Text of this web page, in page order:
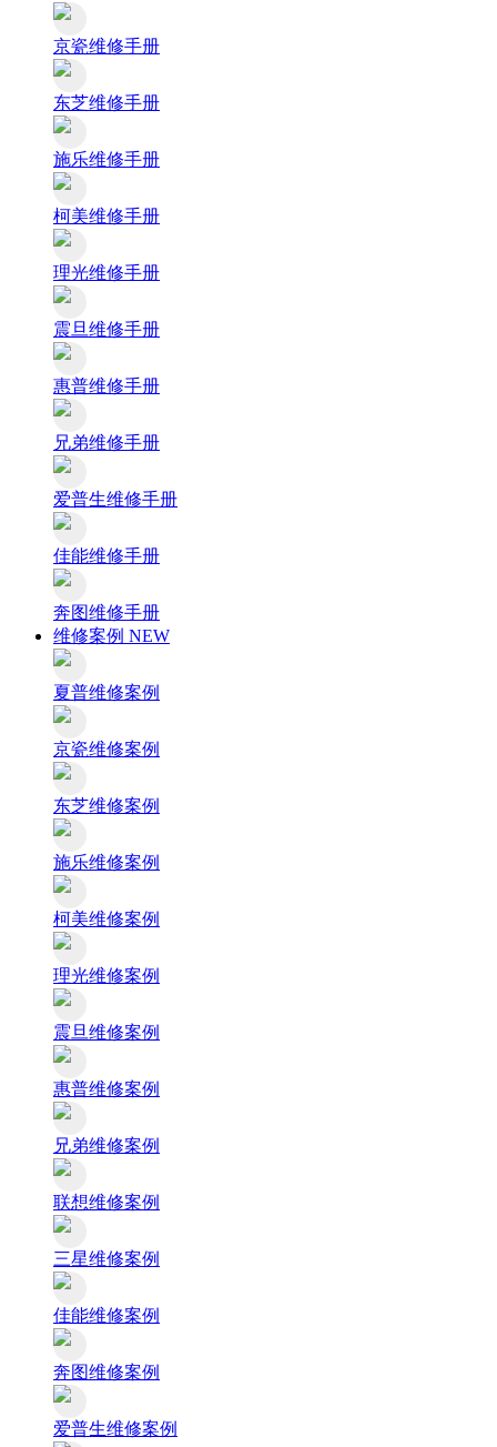
京瓷维修手册
东芝维修手册
施乐维修手册
柯美维修手册
理光维修手册
震旦维修手册
惠普维修手册
兄弟维修手册
爱普生维修手册
佳能维修手册
奔图维修手册
维修案例 NEW
夏普维修案例
京瓷维修案例
东芝维修案例
施乐维修案例
柯美维修案例
理光维修案例
震旦维修案例
惠普维修案例
兄弟维修案例
联想维修案例
三星维修案例
佳能维修案例
奔图维修案例
爱普生维修案例